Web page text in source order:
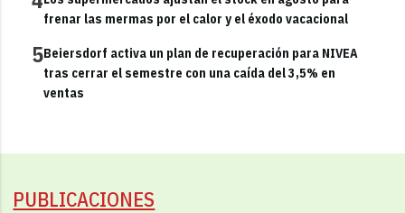
frenar las mermas por el calor y el éxodo vacacional
5Beiersdorf activa un plan de recuperación para NIVEA
tras cerrar el semestre con una caída del 3,5% en
ventas
PUBLICACIONES